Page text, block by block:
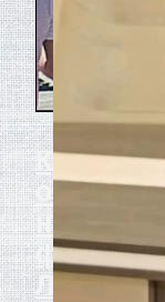
Крылья,
на
Липецке